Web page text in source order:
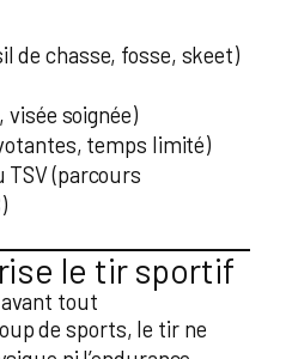
de chasse, fosse, skeet)
soignée)
temps limité)
(parcours
le tir sportif
tout
de sports, le tir ne